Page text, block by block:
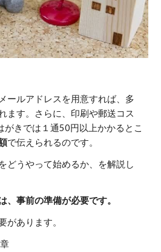
ールアドレスを用意すれば、多
ます。さらに、印刷や郵送コス
がきでは１通50円以上かかるとこ
で伝えられるのです。
どうやって始めるか、を解説し
、事前の準備が必要です。
があります。